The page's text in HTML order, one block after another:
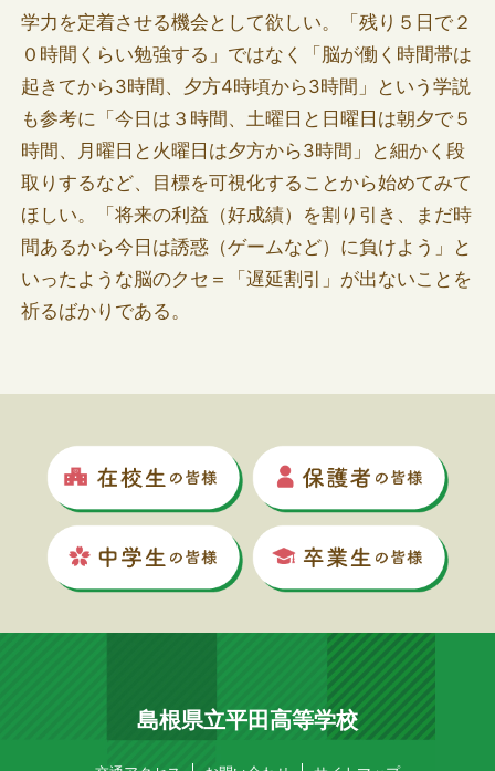
学力を定着させる機会として欲しい。「残り５日で２
０時間くらい勉強する」ではなく「脳が働く時間帯は
起きてから3時間、夕方4時頃から3時間」という学説
も参考に「今日は３時間、土曜日と日曜日は朝夕で５
時間、月曜日と火曜日は夕方から3時間」と細かく段
取りするなど、目標を可視化することから始めてみて
ほしい。「将来の利益（好成績）を割り引き、まだ時
間あるから今日は誘惑（ゲームなど）に負けよう」と
いったような脳のクセ＝「遅延割引」が出ないことを
祈るばかりである。
島根県立平田高等学校